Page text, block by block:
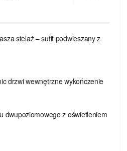
stelaż – sufit podwieszany z
drzwi wewnętrzne wykończenie
dwupoziomowego z oświetleniem